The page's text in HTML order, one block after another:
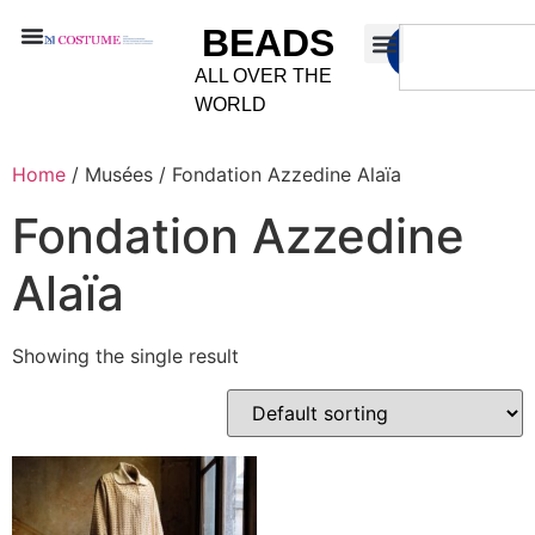
BEADS
ALL OVER THE
WORLD
Home / Musées / Fondation Azzedine Alaïa
Fondation Azzedine
Alaïa
Showing the single result